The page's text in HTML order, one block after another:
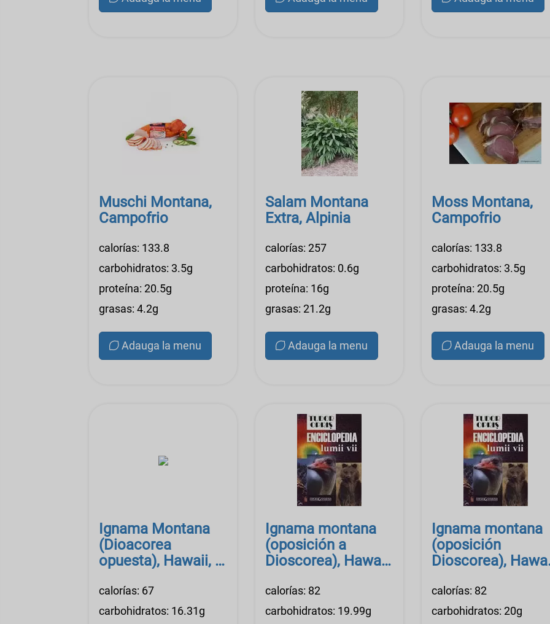
Muschi Montana,
Campofrio
calorías: 133.8
carbohidratos: 3.5g
proteína: 20.5g
grasas: 4.2g
Adauga la menu
Salam Montana
Extra, Alpinia
calorías: 257
carbohidratos: 0.6g
proteína: 16g
grasas: 21.2g
Adauga la menu
Moss Montana,
Campofrio
calorías: 133.8
carbohidratos: 3.5g
proteína: 20.5g
grasas: 4.2g
Adauga la menu
Ignama Montana
(Dioacorea
opuesta), Hawaii, la
calorías: 67
carbohidratos: 16.31g
Ignama montana
(oposición a
Dioscorea), Hawai,
salada
calorías: 82
carbohidratos: 19.99g
Ignama montana
(oposición
Dioscorea),
sin sal
calorías: 82
carbohidratos: 20g